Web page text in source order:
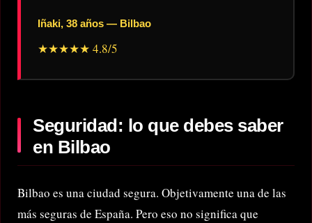
Iñaki, 38 años — Bilbao
★★★★★ 4.8/5
Seguridad: lo que debes saber
en Bilbao
Bilbao es una ciudad segura. Objetivamente una de las
más seguras de España. Pero eso no significa que